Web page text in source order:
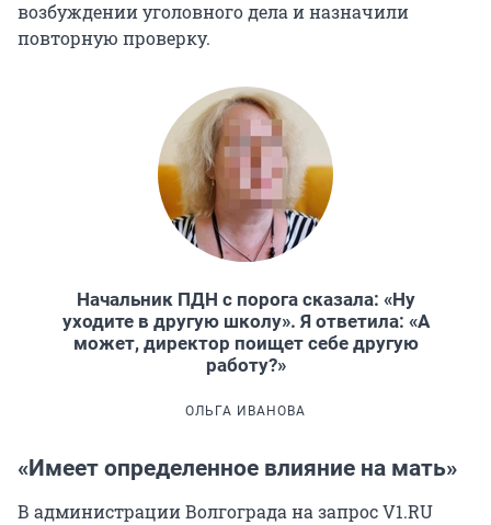
возбуждении уголовного дела и назначили
повторную проверку.
Начальник ПДН с порога сказала: «Ну
уходите в другую школу». Я ответила: «А
может, директор поищет себе другую
работу?»
ОЛЬГА ИВАНОВА
«Имеет определенное влияние на мать»
В администрации Волгограда на запрос V1.RU